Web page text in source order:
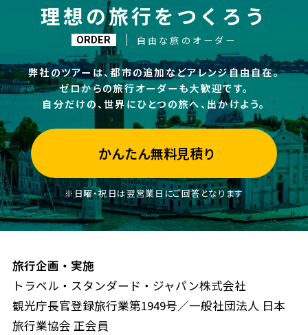
理想の旅行をつくろう
ORDER 自由な旅のオーダー
弊社のツアーは、都市の追加などアレンジ自由自在。
ゼロからの旅行オーダーも大歓迎です。
自分だけの、世界にひとつの旅へ、出かけよう。
かんたん無料見積り
※日曜・祝日は翌営業日にご回答となります
旅行企画・実施
トラベル・スタンダード・ジャパン株式会社
観光庁長官登録旅行業第1949号／一般社団法人 日本
旅行業協会 正会員